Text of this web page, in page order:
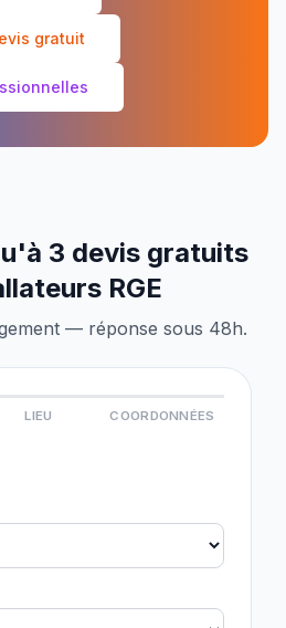
gratuit
3 devis gratuits
RGE
— réponse sous 48h.
LIEU COORDONNÉES